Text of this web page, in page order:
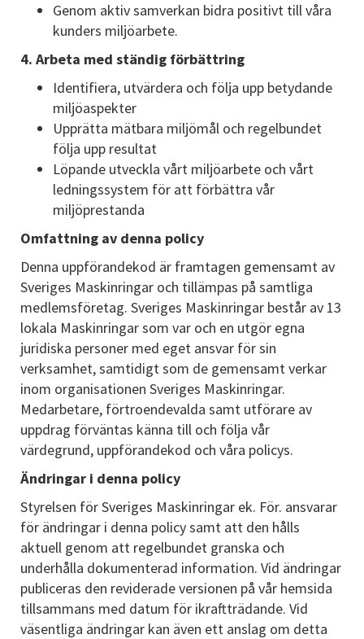
Genom aktiv samverkan bidra positivt till våra
kunders miljöarbete.
4. Arbeta med ständig förbättring
Identifiera, utvärdera och följa upp betydande
miljöaspekter
Upprätta mätbara miljömål och regelbundet
följa upp resultat
Löpande utveckla vårt miljöarbete och vårt
ledningssystem för att förbättra vår
miljöprestanda
Omfattning av denna policy
Denna uppförandekod är framtagen gemensamt av
Sveriges Maskinringar och tillämpas på samtliga
medlemsföretag. Sveriges Maskinringar består av 13
lokala Maskinringar som var och en utgör egna
juridiska personer med eget ansvar för sin
verksamhet, samtidigt som de gemensamt verkar
inom organisationen Sveriges Maskinringar.
Medarbetare, förtroendevalda samt utförare av
uppdrag förväntas känna till och följa vår
värdegrund, uppförandekod och våra policys.
Ändringar i denna policy
Styrelsen för Sveriges Maskinringar ek. För. ansvarar
för ändringar i denna policy samt att den hålls
aktuell genom att regelbundet granska och
underhålla dokumenterad information. Vid ändringar
publiceras den reviderade versionen på vår hemsida
tillsammans med datum för ikraftträdande. Vid
väsentliga ändringar kan även ett anslag om detta